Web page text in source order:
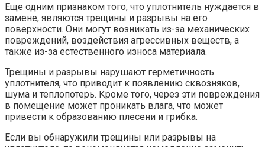
Еще одним признаком того, что уплотнитель нуждается в
замене, являются трещины и разрывы на его
поверхности. Они могут возникать из-за механических
повреждений, воздействия агрессивных веществ, а
также из-за естественного износа материала.
Трещины и разрывы нарушают герметичность
уплотнителя, что приводит к появлению сквозняков,
шума и теплопотерь. Кроме того, через эти повреждения
в помещение может проникать влага, что может
привести к образованию плесени и грибка.
Если вы обнаружили трещины или разрывы на